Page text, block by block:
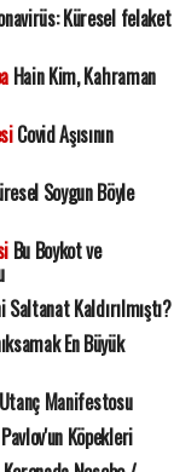
Küresel felaket
Hain Kim, Kahraman
Covid Aşısının
Soygun Böyle
Bu Boykot ve
Kaldırılmıştı?
En Büyük
Manifestosu
Köpekleri